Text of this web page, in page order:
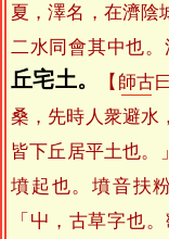
夏，澤名，在濟陰
二水同會其中也。
丘宅土。
【 師古
桑，先時人衆避水
皆下丘居平土也。
墳起也。墳音扶
「屮，古草字也